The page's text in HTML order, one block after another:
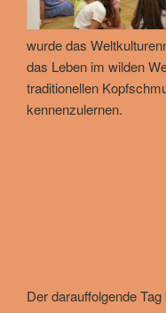
wurde das
das Leben im wilden
traditionellen
kennenzulernen.
Der darauffolgende